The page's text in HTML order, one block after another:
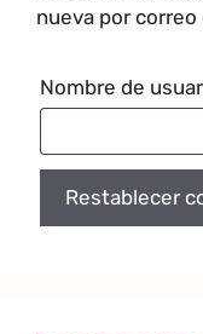
nueva por
Nombre de
Restablecer